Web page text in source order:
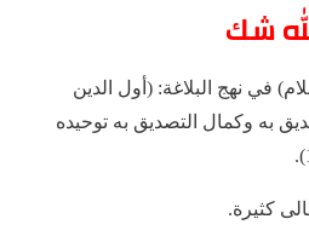
في نهج البلاغة: (أول الدين
به وكمال التصديق به توحيده
كثيرة.